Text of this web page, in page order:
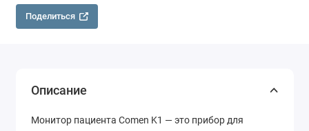
Поделиться
Описание
Монитор пациента Comen K1 — это прибор для